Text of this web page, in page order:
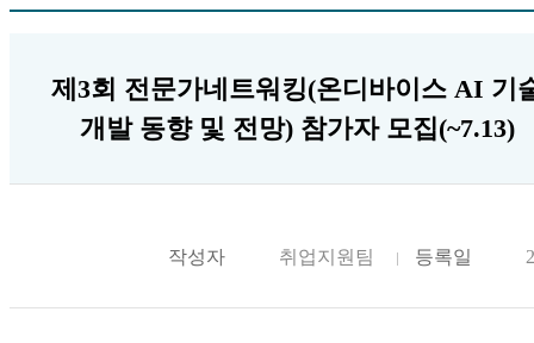
제3회 전문가네트워킹(온디바이스 AI 기
개발 동향 및 전망) 참가자 모집(~7.13)
작성자 취업지원팀 등록일